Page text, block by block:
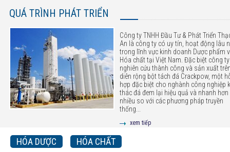
QUÁ TRÌNH PHÁT TRIỂN
Công ty TNHH Đầu Tư & Phát Triển
An là công ty có uy tín, hoạt động lâu
trong lĩnh vực kinh doanh Dược phẩm
Hóa chất tại Việt Nam. Đặc biệt công
nghiên cứu thành công và sản xuất
diên rộng bột tách đá Crackpow, một
hợp đặc biệt cho nghành công nghiệp
thác đá đem lại hiệu quả và nhanh
nhiều so với các phương pháp truyền
thống...
xem tiếp
HÓA DƯỢC HÓA CHẤT